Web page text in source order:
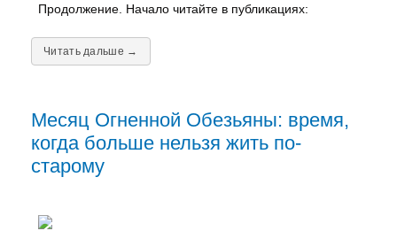
Продолжение. Начало читайте в публикациях:
Читать дальше →
Месяц Огненной Обезьяны: время,
когда больше нельзя жить по-
старому